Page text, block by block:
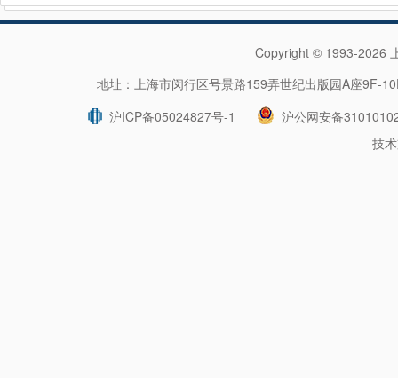
Copyright © 1993-2026
地址：上海市闵行区号景路159弄世纪出版园A座
沪ICP备05024827号-1
沪公网安备
技